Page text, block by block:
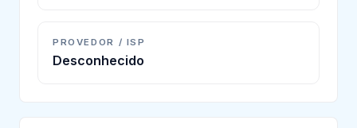
PROVEDOR / ISP
Desconhecido